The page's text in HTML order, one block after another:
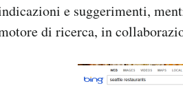
e suggerimenti,
di ricerca, in